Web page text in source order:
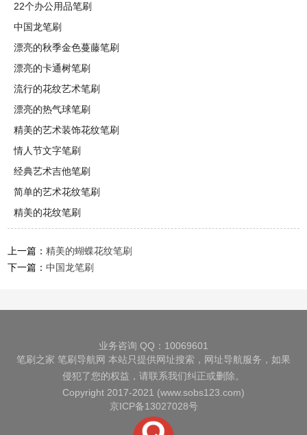
22个办公用品笔刷
中国龙笔刷
漂亮的秋季金色蔓藤笔刷
漂亮的卡通树笔刷
流行的花纹艺术笔刷
漂亮的热气球笔刷
精美的艺术装饰花纹笔刷
情人节文字笔刷
经典艺术吉他笔刷
简单的艺术花纹笔刷
精美的花纹笔刷
上一篇：精美的蝴蝶花纹笔刷
下一篇：中国龙笔刷
业务咨询 QQ：10069601
笔刷之家 笔刷导航网 本站只提供网址搜索，网址导航服务，如果
侵犯了您的权益，请联系我们纠正或删除。
Copyright 2017-2021 (www.sobs123.com)
京ICP备13027028号